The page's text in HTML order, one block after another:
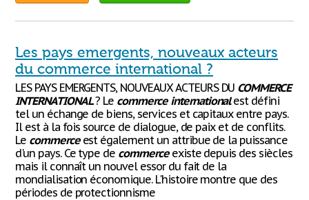
Les pays emergents, nouveaux acteurs
du commerce international ?
LES PAYS EMERGENTS, NOUVEAUX ACTEURS DU COMMERCE
INTERNATIONAL? Le commerce internationalest défini
tel un échange de biens, services et capitaux entre pays.
Il est à la fois source de dialogue, de paix et de conflits.
Le commerceest également un attribue de la puissance
d'un pays. Ce type de commerceexiste depuis des siècles
mais il connaît un nouvel essor du fait de la
mondialisation économique. L'histoire montre que des
périodes de protectionnisme